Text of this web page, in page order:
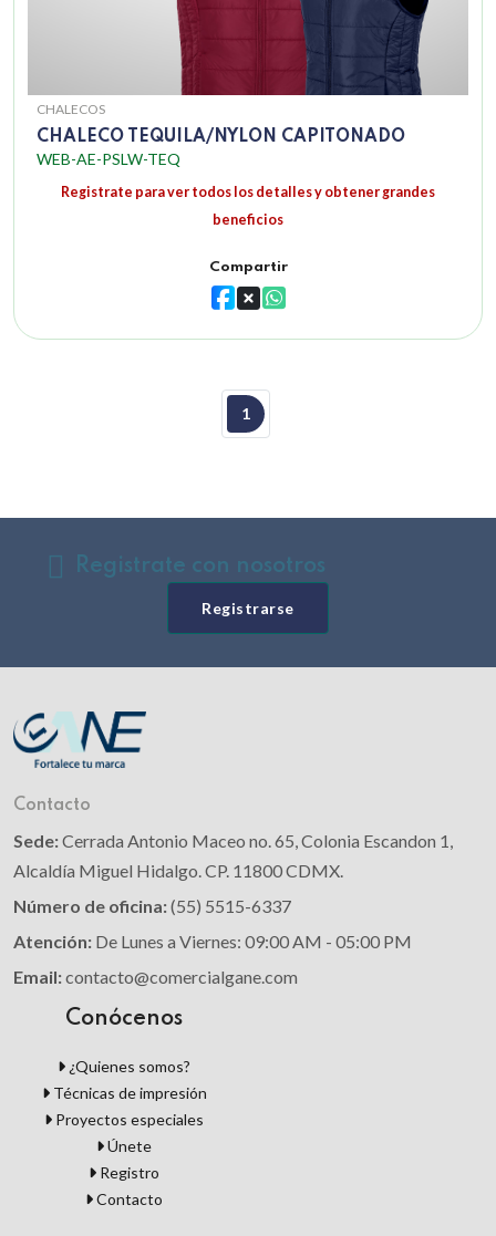
CHALECOS
CHALECO TEQUILA/NYLON CAPITONADO
WEB-AE-PSLW-TEQ
Registrate para ver todos los detalles y obtener grandes
beneficios
Compartir
1
Registrate con nosotros
Registrarse
Contacto
Sede:Cerrada Antonio Maceo no. 65, Colonia Escandon 1,
Alcaldía Miguel Hidalgo. CP. 11800 CDMX.
Número de oficina:(55) 5515-6337
Atención: De Lunes a Viernes: 09:00 AM - 05:00 PM
Email:contacto@comercialgane.com
Conócenos
¿Quienes somos?
Técnicas de impresión
Proyectos especiales
Únete
Registro
Contacto